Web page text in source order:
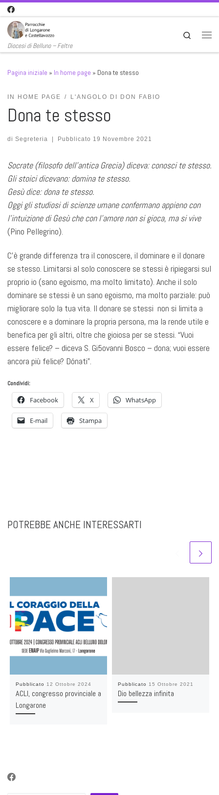
Passa al contenuto
Diocesi di Belluno – Feltre
Search
Pagina iniziale » In home page » Dona te stesso
IN HOME PAGE L'ANGOLO DI DON FABIO
Dona te stesso
di Segreteria | Pubblicato 19 Novembre 2021
Socrate (filosofo dell’antica Grecia) diceva: conosci te stesso.
Gli stoici dicevano: domina te stesso.
Gesù dice: dona te stesso.
Oggi gli studiosi di scienze umane confermano appieno con
l’intuizione di Gesù che con l’amore non si gioca, ma si vive
(Pino Pellegrino).
C’è grande differenza tra il conoscere, il dominare e il donare
se stesso. Limitarsi al solo conoscere se stessi è ripiegarsi sul
proprio io (sano egoismo, ma molto limitato). Anche il solo
dominare se stessi è un sano egoismo, ma molto parziale: può
migliorare solo la tua vita. Il donare se stessi non si limita a
conoscere e a dominare la propria persona, ma la rende utile e
benefica per gli altri, oltre che gioiosa per se stessi. “Vuoi
essere felice? – diceva S. Gi5ovanni Bosco – dona; vuoi essere
ancora più felice? Dónati”.
Condividi:
Facebook X WhatsApp
E-mail Stampa
POTREBBE ANCHE INTERESSARTI
Pubblicato 12 Ottobre 2024
ACLI, congresso provinciale a
Longarone
Pubblicato 15 Ottobre 2021
Dio bellezza infinita